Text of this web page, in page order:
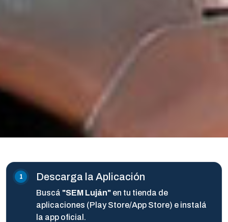
Descarga la Aplicación
Buscá "SEM Luján" en tu tienda de
aplicaciones (Play Store/App Store) e instalá
la app oficial.